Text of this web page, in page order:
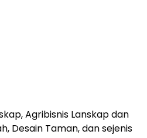
Agribisnis Lanskap dan
Desain Taman, dan sejenis